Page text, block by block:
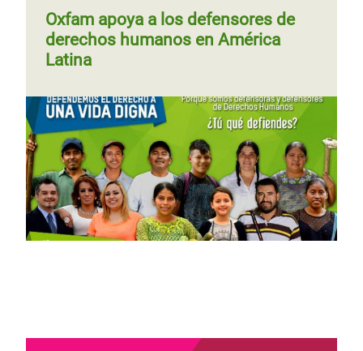
Oxfam apoya a los defensores de
derechos humanos en América
Latina